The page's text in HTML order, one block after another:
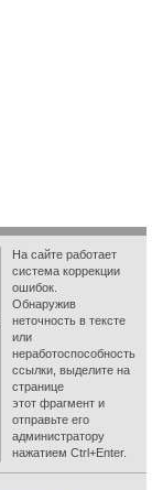
На сайте работает
система коррекции
ошибок.
Обнаружив
неточность в тексте
или
неработоспособность
ссылки, выделите на
странице
этот фрагмент и
отправьте его
администратору
нажатием Ctrl+Enter.